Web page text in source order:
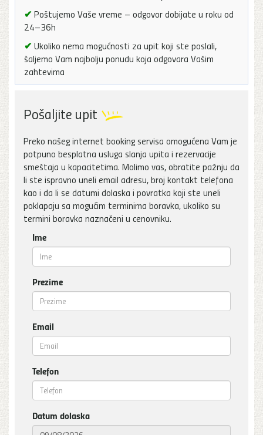
✔ Poštujemo Vaše vreme – odgovor dobijate u roku od
24–36h
✔ Ukoliko nema mogućnosti za upit koji ste poslali,
šaljemo Vam najbolju ponudu koja odgovara Vašim
zahtevima
Pošaljite upit
Preko našeg internet booking servisa omogućena Vam je
potpuno besplatna usluga slanja upita i rezervacije
smeštaja u kapacitetima. Molimo vas, obratite pažnju da
li ste ispravno uneli email adresu, broj kontakt telefona
kao i da li se datumi dolaska i povratka koji ste uneli
poklapaju sa mogućim terminima boravka, ukoliko su
termini boravka naznačeni u cenovniku.
Ime
Prezime
Email
Telefon
Datum dolaska